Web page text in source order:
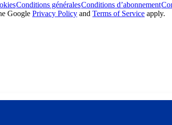
Conditions généralesConditions d’abonnement
Google Privacy Policy and Terms of Service apply.